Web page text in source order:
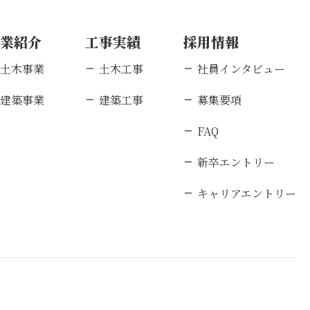
紹介
土木事業
建築事業
工事実績
土木工事
建築工事
採用情報
社員インタビュー
募集要項
FAQ
新卒エントリー
キャリアエントリー